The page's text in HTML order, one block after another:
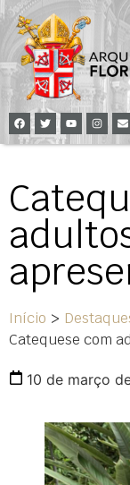
Início >
Catequese com
10 de março